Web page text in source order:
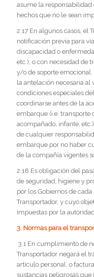
asume la responsabilidad
hechos que no le sean
2.17 En algunos casos, el
notificación previa para
discapacidad o
etc.), o con necesidad de
y/o de soporte
la antelación necesaria al
condiciones especiales
coordinarse antes de la
embarque (i.e. transporte
acompañado, infante,
de cualquier
embarque por no haber
de la compañía vigentes
2.18 Es obligación del
de seguridad, higiene y
por los Gobiernos de
Transportador, y cuyo
impuestas por la
3. Normas para el
3.1 En cumplimiento de
Transportador negará el
artículo personal, o
sustancias peligrosas